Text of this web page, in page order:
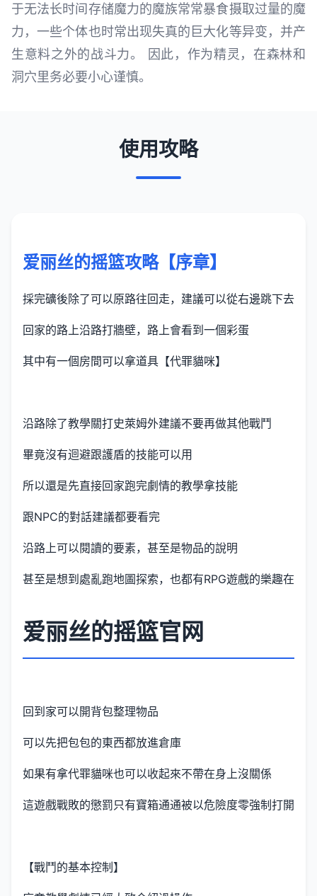
于无法长时间存储魔力的魔族常常暴食摄取过量的魔
力，一些个体也时常出现失真的巨大化等异变，并产
生意料之外的战斗力。 因此，作为精灵，在森林和
洞穴里务必要小心谨慎。
使用攻略
爱丽丝的摇篮攻略【序章】
採完礦後除了可以原路往回走，建議可以從右邊跳下去
回家的路上沿路打牆壁，路上會看到一個彩蛋
其中有一個房間可以拿道具【代罪貓咪】
沿路除了教學關打史萊姆外建議不要再做其他戰鬥
畢竟沒有迴避跟護盾的技能可以用
所以還是先直接回家跑完劇情的教學拿技能
跟NPC的對話建議都要看完
沿路上可以閱讀的要素，甚至是物品的說明
甚至是想到處亂跑地圖探索，也都有RPG遊戲的樂趣在
爱丽丝的摇篮官网
回到家可以開背包整理物品
可以先把包包的東西都放進倉庫
如果有拿代罪貓咪也可以收起來不帶在身上沒關係
這遊戲戰敗的懲罰只有寶箱通通被以危險度零強制打開
【戰鬥的基本控制】